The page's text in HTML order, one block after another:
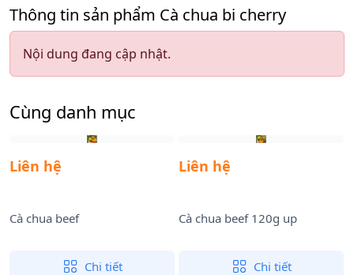
Thông tin sản phẩm Cà chua bi cherry
Nội dung đang cập nhật.
Cùng danh mục
Liên hệ
Cà chua beef
Chi tiết
Liên hệ
Cà chua beef 120g up
Chi tiết